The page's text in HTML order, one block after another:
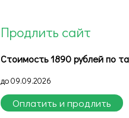
Продлить сайт
Стоимость 1890 рублей по
до 09.09.2026